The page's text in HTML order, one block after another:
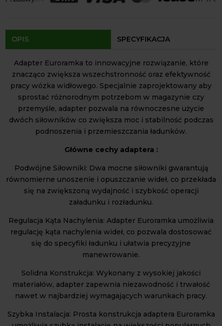
Agrol transport gabaryty: ustalane indywidualnie
Dostępność form dostawy i ceny uzależniona od produktu.
OPIS SPECYFIKACJA
Adapter Euroramka to innowacyjne rozwiązanie, które
znacząco zwiększa wszechstronność oraz efektywność
pracy wózka widłowego. Specjalnie zaprojektowany aby
sprostać różnorodnym potrzebom w magazynie czy
przemyśle, adapter pozwala na równoczesne użycie
dwóch siłowników co zwiększa moc i stabilność podczas
podnoszenia i przemieszczania ładunków.
Główne cechy adaptera :
Podwójne Siłowniki: Dwa mocne siłowniki gwarantują
równomierne unoszenie i opuszczanie wideł, co przekłada
się na zwiększoną wydajność i szybkość operacji
załadunku i rozładunku.
Regulacja Kąta Nachylenia: Adapter Euroramka umożliwia
regulację kąta nachylenia wideł, co pozwala dostosować
się do specyfiki ładunku i ułatwia precyzyjne
manewrowanie.
Solidna Konstrukcja: Wykonany z wysokiej jakości
materiałów, adapter zapewnia niezawodność i trwałość
nawet w najbardziej wymagających warunkach pracy.
Szybka Instalacja: Prosta konstrukcja adaptera Euroramka